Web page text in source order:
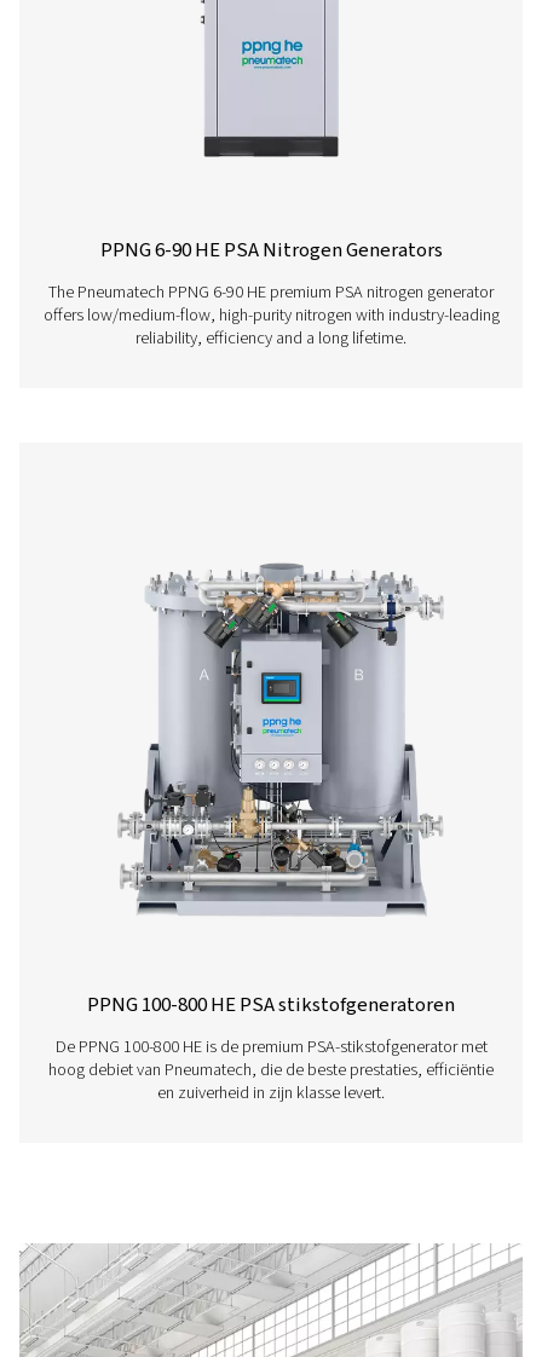
De Pneumatech PPNG 6-68 S professionele PSA-
levert hoogzuivere N2 bij lage tot gemiddelde
betrouwbare prestaties, efficiëntie en een lange
reliability, efficiency and a long lifetime.